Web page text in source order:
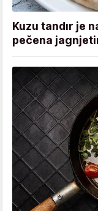
Kuzu tandır je
pečena